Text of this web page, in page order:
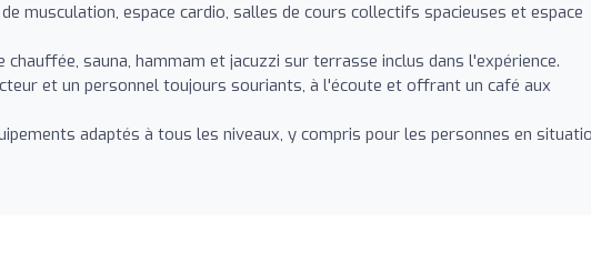
musculation, espace cardio, salles de cours collectifs spacieuses et espace
chauffée, sauna, hammam et jacuzzi sur terrasse inclus dans l'expérience.
et un personnel toujours souriants, à l'écoute et offrant un café aux
adaptés à tous les niveaux, y compris pour les personnes en